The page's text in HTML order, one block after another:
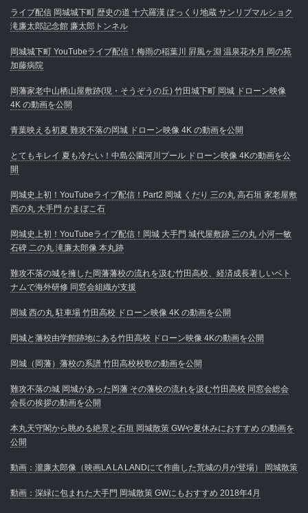
ライブ配信 岡城城下町 歴史の道 十六羅漢 ぽっくり地蔵 サンリブマルショク
滝廉太郎記念館 廉太郎トンネル
岡城城下町 YouTubeライブ配信！梅雨の稲葉川 屛風ヶ淵 温泉花水月 岡の苑
加藤病院
岡藩家老中山栖山屋敷跡(現・そうぞうの丘) 竹田城下町 岡城 ドローン映像
4K の動画を公開
青葉映える初夏 難攻不落の岡城 ドローン映像 4K の動画を公開
とてもキレイ 夏も冷たい！中島公園河川プール ドローン映像 4Kの動画を公
開
岡城史上初！YouTubeライブ配信！Part2 岡城 くだり 三の丸 高石垣 家老屋敷
西の丸 大手門 かまぼこ石
岡城史上初！YouTubeライブ配信！岡城 大手門 城代屋敷跡 三の丸 小河一敏
石碑 二の丸 滝廉太郎像 本丸跡
難攻不落の城を擁した岡藩藩校の流れを汲む竹田高校、経済成長著しいベト
ナムで海外研修 同窓会組織が支援
岡城 西の丸 駐車場 竹田高校 ドローン映像 4K の動画を公開
岡城と藩校由学館跡地にある竹田高校 ドローン映像 4Kの動画を公開
岡城（岡藩）藩校の系譜 竹田高校校歌の動画を公開
難攻不落の城 岡城があった岡藩 その藩校の流れを汲む竹田高校 同窓会総会
会長の挨拶の動画を公開
本丸天守閣から眺める絶景と石垣 岡城散策 GWや夏休みにおすすめ の動画を
公開
動画：瀧廉太郎像（映画LA LA LANDにて作曲した荒城の月が登場） 岡城散策
動画：深緑に包まれた大手門 岡城散策 GWにもおすすめ 2018年4月